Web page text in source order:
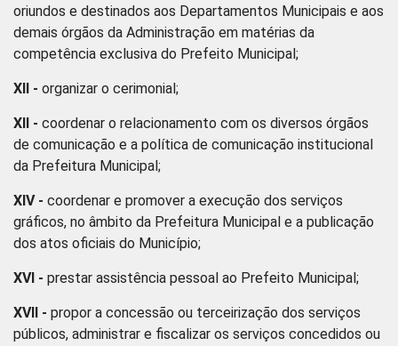
oriundos e destinados aos Departamentos Municipais e aos
demais órgãos da Administração em matérias da
competência exclusiva do Prefeito Municipal;
XII - organizar o cerimonial;
XII - coordenar o relacionamento com os diversos órgãos
de comunicação e a política de comunicação institucional
da Prefeitura Municipal;
XIV - coordenar e promover a execução dos serviços
gráficos, no âmbito da Prefeitura Municipal e a publicação
dos atos oficiais do Município;
XVI - prestar assistência pessoal ao Prefeito Municipal;
XVII - propor a concessão ou terceirização dos serviços
públicos, administrar e fiscalizar os serviços concedidos ou